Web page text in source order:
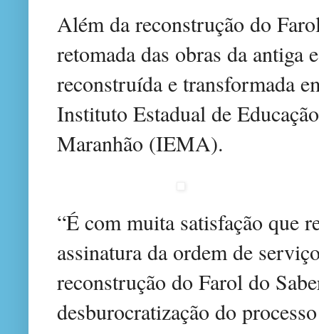
Além da reconstrução do
retomada das obras da antiga
reconstruída e transformada
Instituto Estadual de
Maranhão (IEMA).
“É com muita satisfação que
assinatura da ordem de
reconstrução do Farol do
desburocratização do